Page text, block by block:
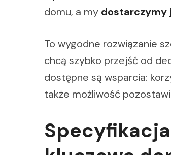
domu, a my dostarczymy
To wygodne rozwiązanie
chcą szybko przejść od
dostępne są wsparcia:
także możliwość